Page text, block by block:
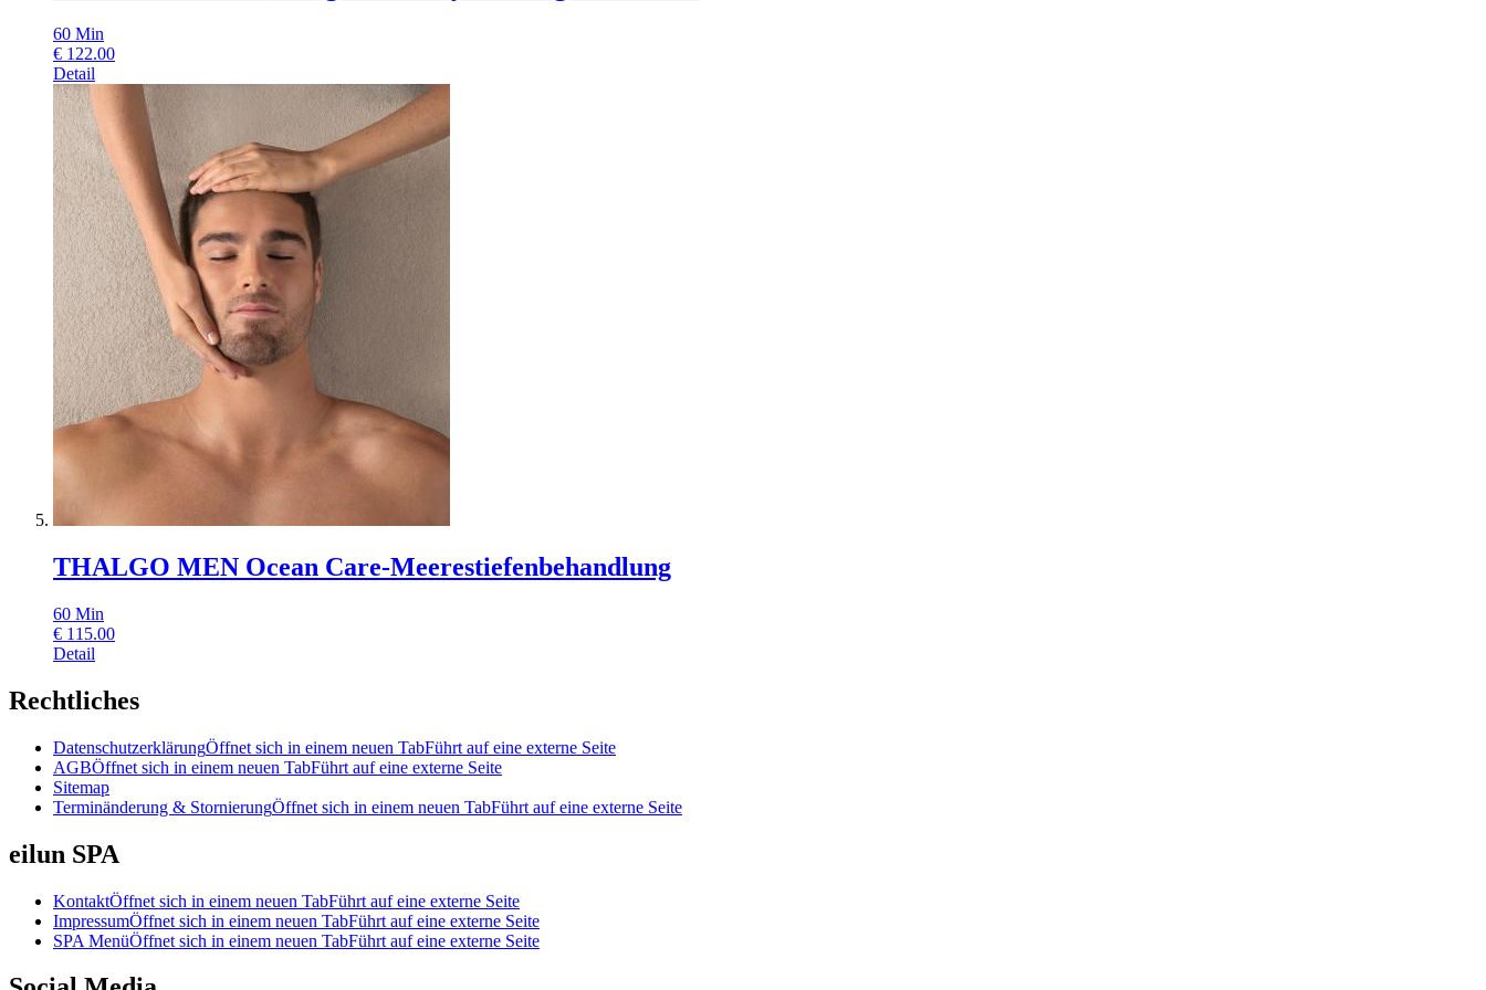
60 Min
€ 122.00
Detail
THALGO MEN Ocean Care-Meerestiefenbehandlung
60 Min
€ 115.00
Detail
Rechtliches
DatenschutzerklärungÖffnet sich in einem neuen TabFührt auf eine externe Seite
AGBÖffnet sich in einem neuen TabFührt auf eine externe Seite
Sitemap
Terminänderung & StornierungÖffnet sich in einem neuen TabFührt auf eine externe Seite
eilun SPA
KontaktÖffnet sich in einem neuen TabFührt auf eine externe Seite
ImpressumÖffnet sich in einem neuen TabFührt auf eine externe Seite
SPA MenüÖffnet sich in einem neuen TabFührt auf eine externe Seite